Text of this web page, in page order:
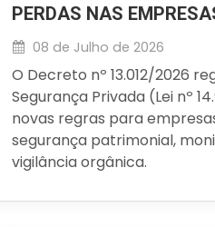
PERDAS NAS
08 de Julho de 2026
O Decreto nº 13.012/2026
Segurança Privada (Lei nº
novas regras para
segurança patrimonial,
vigilância orgânica.